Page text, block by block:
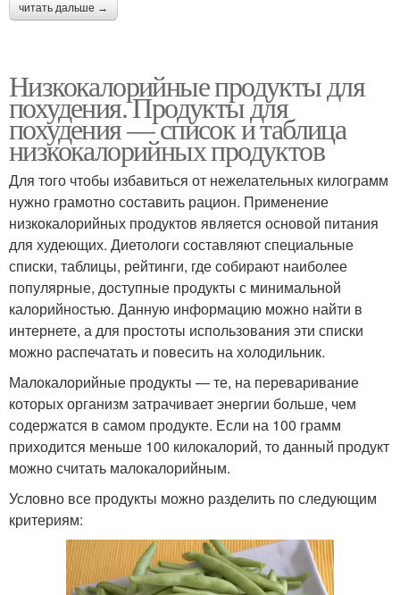
читать дальше →
Низкокалорийные продукты для
похудения. Продукты для
похудения — список и таблица
низкокалорийных продуктов
Для того чтобы избавиться от нежелательных килограмм
нужно грамотно составить рацион. Применение
низкокалорийных продуктов является основой питания
для худеющих. Диетологи составляют специальные
списки, таблицы, рейтинги, где собирают наиболее
популярные, доступные продукты с минимальной
калорийностью. Данную информацию можно найти в
интернете, а для простоты использования эти списки
можно распечатать и повесить на холодильник.
Малокалорийные продукты — те, на переваривание
которых организм затрачивает энергии больше, чем
содержатся в самом продукте. Если на 100 грамм
приходится меньше 100 килокалорий, то данный продукт
можно считать малокалорийным.
Условно все продукты можно разделить по следующим
критериям: